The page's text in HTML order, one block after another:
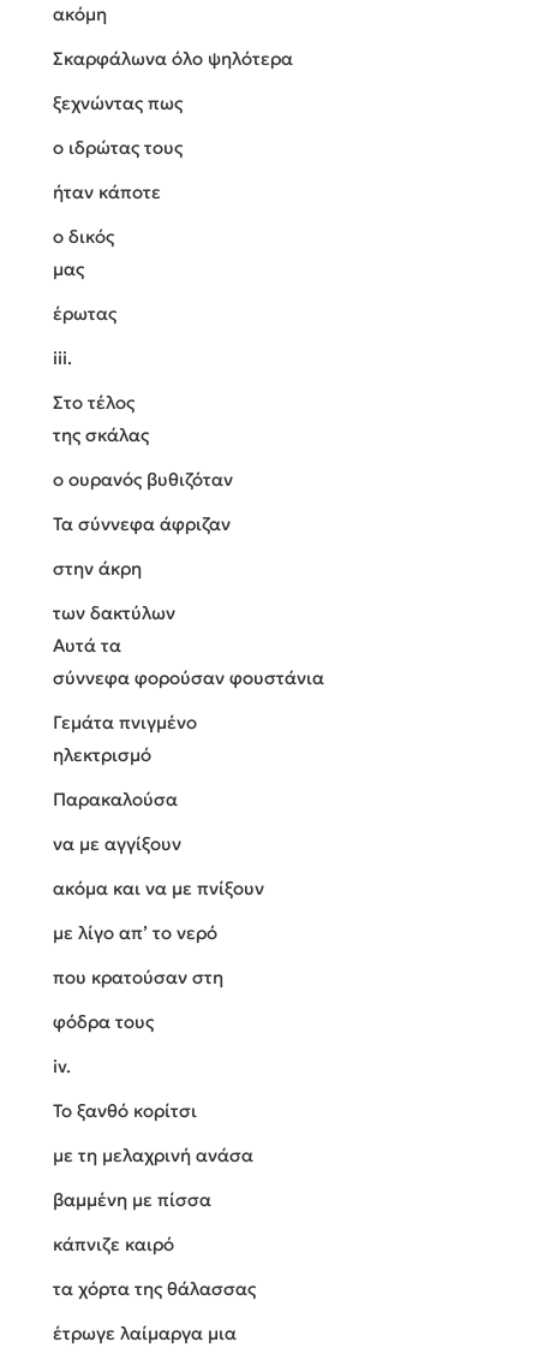
ακόμη
Σκαρφάλωνα όλο ψηλότερα
ξεχνώντας πως
ο ιδρώτας τους
ήταν κάποτε
o δικός
μας
έρωτας
iii.
Στo τέλος
της σκάλας
ο ουρανός βυθιζόταν
Τα σύννεφα άφριζαν
στην άκρη
των δακτύλων
Αυτά τα
σύννεφα φορούσαν φουστάνια
Γεμάτα πνιγμένο
ηλεκτρισμό
Παρακαλούσα
να με αγγίξουν
ακόμα και να με πνίξουν
με λίγο απ’ το νερό
που κρατούσαν στη
φόδρα τους
iv.
Το ξανθό κορίτσι
με τη μελαχρινή ανάσα
βαμμένη με πίσσα
κάπνιζε καιρό
τα χόρτα της θάλασσας
έτρωγε λαίμαργα μια